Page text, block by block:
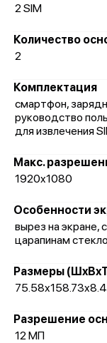
2 SIM
Количество
2
Комплектация
смартфон,
руководство
для извлечения
Макс.
1920x1080
Особенности
вырез на экране,
царапинам
Размеры
Разрешение
12 МП